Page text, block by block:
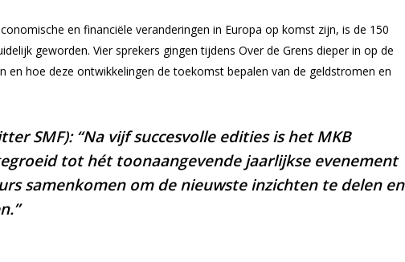
en financiële veranderingen in Europa op komst zijn, is de 150
geworden. Vier sprekers gingen tijdens Over de Grens dieper in op de
en hoe deze ontwikkelingen de toekomst bepalen van de geldstromen en
SMF): “Na vijf succesvolle edities is het MKB
tot hét toonaangevende jaarlijkse evenement
samenkomen om de nieuwste inzichten te delen en